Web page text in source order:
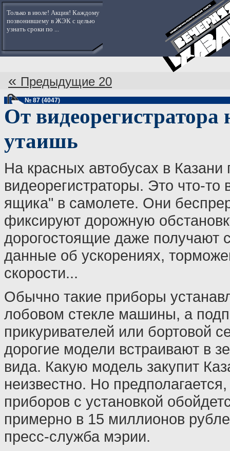
Только в июле! Акция! Каждому
позвонившему в ЖЭК с целью
узнать сроки по ...
« Предыдущие 20
№ 87 (4047)
От видеорегистратора
утаишь
На красных автобусах в Казани
видеорегистраторы. Это что-то
ящика" в самолете. Они
фиксируют дорожную
дорогостоящие даже получают
данные об ускорениях,
скорости...
Обычно такие приборы
лобовом стекле машины, а
прикуривателей или бортовой
дорогие модели встраивают в
вида. Какую модель закупит
неизвестно. Но
приборов с установкой
примерно в 15 миллионов
пресс-служба мэрии.